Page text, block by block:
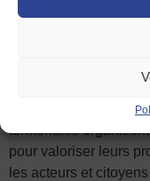
Les #ErasmusDays
Pendant trois jours,
centres de formation
territoriales
pour valoriser leurs
les acteurs et